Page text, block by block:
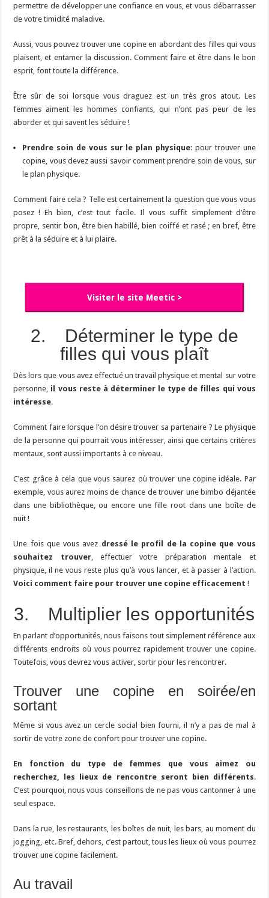
permettre de développer une confiance en vous, et vous débarrasser
de votre timidité maladive.
Aussi, vous pouvez trouver une copine en abordant des filles qui vous
plaisent, et entamer la discussion. Comment faire et être dans le bon
esprit, font toute la différence.
Être sûr de soi lorsque vous draguez est un très gros atout. Les
femmes aiment les hommes confiants, qui n’ont pas peur de les
aborder et qui savent les séduire !
Prendre soin de vous sur le plan physique: pour trouver une
copine, vous devez aussi savoir comment prendre soin de vous, sur
le plan physique.
Comment faire cela ? Telle est certainement la question que vous vous
posez ! Eh bien, c’est tout facile. Il vous suffit simplement d’être
propre, sentir bon, être bien habillé, bien coiffé et rasé ; en bref, être
prêt à la séduire et à lui plaire.
Visiter le site Meetic >
2. Déterminer le type de
filles qui vous plaît
Dès lors que vous avez effectué un travail physique et mental sur votre
personne, il vous reste à déterminer le type de filles qui vous
intéresse.
Comment faire lorsque l’on désire trouver sa partenaire ? Le physique
de la personne qui pourrait vous intéresser, ainsi que certains critères
mentaux, sont aussi importants à ce niveau.
C’est grâce à cela que vous saurez où trouver une copine idéale. Par
exemple, vous aurez moins de chance de trouver une bimbo déjantée
dans une bibliothèque, ou encore une fille root dans une boîte de
nuit !
Une fois que vous avez dressé le profil de la copine que vous
souhaitez trouver, effectuer votre préparation mentale et
physique, il ne vous reste plus qu’à vous lancer, et à passer à l’action.
Voici comment faire pour trouver une copine efficacement !
3. Multiplier les opportunités
En parlant d’opportunités, nous faisons tout simplement référence aux
différents endroits où vous pourrez rapidement trouver une copine.
Toutefois, vous devrez vous activer, sortir pour les rencontrer.
Trouver une copine en soirée/en
sortant
Même si vous avez un cercle social bien fourni, il n’y a pas de mal à
sortir de votre zone de confort pour trouver une copine.
En fonction du type de femmes que vous aimez ou
recherchez, les lieux de rencontre seront bien différents.
C’est pourquoi, nous vous conseillons de ne pas vous cantonner à une
seul espace.
Dans la rue, les restaurants, les boîtes de nuit, les bars, au moment du
jogging, etc. Bref, dehors, c’est partout, tous les lieux où vous pourrez
trouver une copine facilement.
Au travail